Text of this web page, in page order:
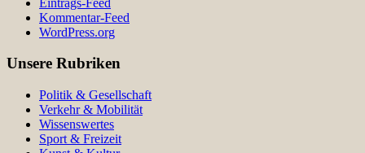
Kommentar-Feed
WordPress.org
Unsere Rubriken
Politik & Gesellschaft
Verkehr & Mobilität
Wissenswertes
Sport & Freizeit